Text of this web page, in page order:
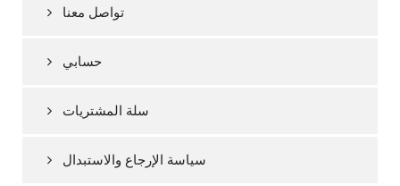
تواصل معنا
حسابي
سلة المشتريات
سياسة الإرجاع والاستبدال